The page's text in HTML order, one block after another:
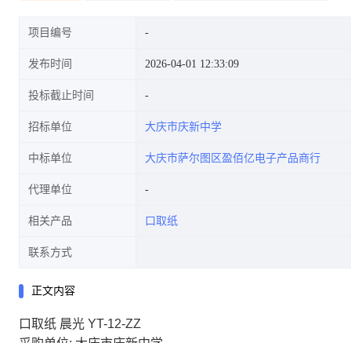
项目编号
发布时间 2026-04-01 12:33:09
投标截止时间
招标单位 大庆市庆新中学
中标单位 大庆市萨尔图区盈佰亿电子产品商行
代理单位
相关产品 口取纸
联系方式
正文内容
口取纸 晨光 YT-12-ZZ